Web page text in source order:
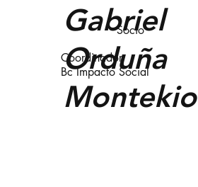
Gabriel
Orduña
Montekio
Socio
Coordinador
Bc Impacto Social